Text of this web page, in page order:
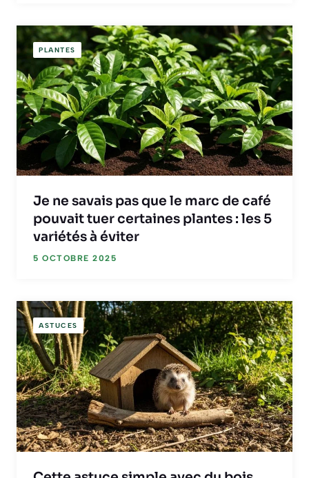
PLANTES
Je ne savais pas que le marc de café
pouvait tuer certaines plantes : les 5
variétés à éviter
5 OCTOBRE 2025
ASTUCES